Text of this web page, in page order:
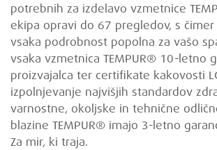
potrebnih za izdelavo vzmetnice
ekipa opravi do 67 pregledov, s
vsaka podrobnost popolna za vašo
vsaka vzmetnica TEMPUR® 10-letno
proizvajalca ter certifikate kakovosti
izpolnjevanje najvišjih standardov
varnostne, okoljske in tehnične
blazine TEMPUR® imajo 3-letno
Za mir, ki traja.